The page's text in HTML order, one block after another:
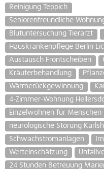
Reinigung Teppich
Seniorenfreundliche
Blutuntersuchung Tierarzt
Hauskrankenpflege Berlin
Austausch Frontscheiben
Kräuterbehandlung
Wärmerückgewinnung
4-Zimmer-Wohnung
Einzelwohnen für
neurologische Störung
Schwachstromanlagen
Werteinschätzung
24 Stunden Betreuung